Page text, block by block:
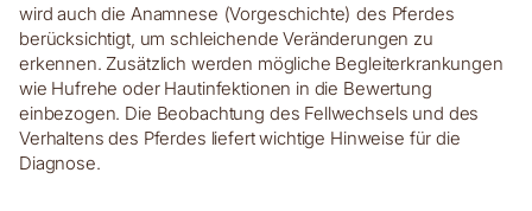
wird auch die Anamnese (Vorgeschichte) des Pferdes
berücksichtigt, um schleichende Veränderungen zu
erkennen. Zusätzlich werden mögliche Begleiterkrankungen
wie Hufrehe oder Hautinfektionen in die Bewertung
einbezogen. Die Beobachtung des Fellwechsels und des
Verhaltens des Pferdes liefert wichtige Hinweise für die
Diagnose.